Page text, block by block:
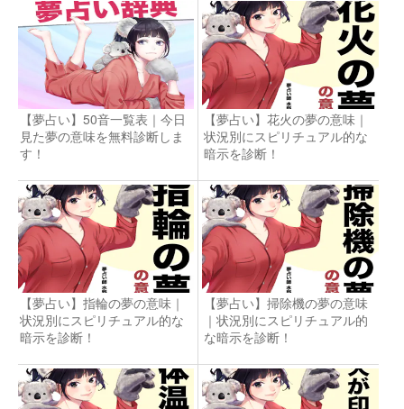
【夢占い】50音一覧表｜今日
見た夢の意味を無料診断しま
す！
【夢占い】花火の夢の意味｜
状況別にスピリチュアル的な
暗示を診断！
【夢占い】指輪の夢の意味｜
状況別にスピリチュアル的な
暗示を診断！
【夢占い】掃除機の夢の意味
｜状況別にスピリチュアル的
な暗示を診断！